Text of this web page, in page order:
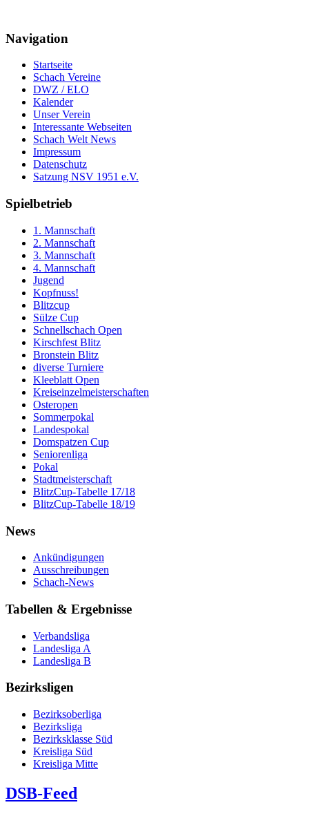
Navigation
Startseite
Schach Vereine
DWZ / ELO
Kalender
Unser Verein
Interessante Webseiten
Schach Welt News
Impressum
Datenschutz
Satzung NSV 1951 e.V.
Spielbetrieb
1. Mannschaft
2. Mannschaft
3. Mannschaft
4. Mannschaft
Jugend
Kopfnuss!
Blitzcup
Sülze Cup
Schnellschach Open
Kirschfest Blitz
Bronstein Blitz
diverse Turniere
Kleeblatt Open
Kreiseinzelmeisterschaften
Osteropen
Sommerpokal
Landespokal
Domspatzen Cup
Seniorenliga
Pokal
Stadtmeisterschaft
BlitzCup-Tabelle 17/18
BlitzCup-Tabelle 18/19
News
Ankündigungen
Ausschreibungen
Schach-News
Tabellen & Ergebnisse
Verbandsliga
Landesliga A
Landesliga B
Bezirksligen
Bezirksoberliga
Bezirksliga
Bezirksklasse Süd
Kreisliga Süd
Kreisliga Mitte
DSB-Feed